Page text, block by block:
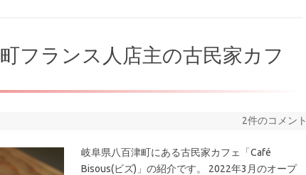
フランス人店主の古民家カフ
2件のコメント
岐阜県八百津町にある古民家カフェ「Café
Bisous(ビズ)」の紹介です。 2022年3月のオープ